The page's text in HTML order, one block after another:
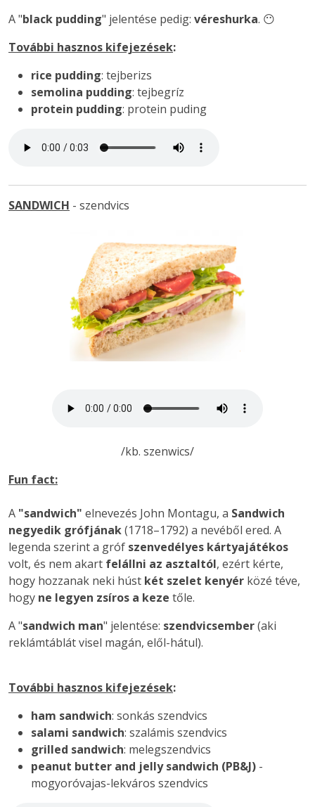
A "black pudding" jelentése pedig: véreshurka. 😶
További hasznos kifejezések:
rice pudding: tejberizs
semolina pudding: tejbegríz
protein pudding: protein puding
SANDWICH - szendvics
/kb. szenwics/
Fun fact:
A "sandwich" elnevezés John Montagu, a Sandwich
negyedik grófjának(1718–1792) a nevéből ered. A
legenda szerint a gróf szenvedélyes kártyajátékos
volt, és nem akart felállni az asztaltól, ezért kérte,
hogy hozzanak neki húst két szelet kenyér közé téve,
hogy ne legyen zsíros a keze tőle.
A "sandwich man" jelentése: szendvicsember(aki
reklámtáblát visel magán, elől-hátul).
További hasznos kifejezések:
ham sandwich: sonkás szendvics
salami sandwich: szalámis szendvics
grilled sandwich: melegszendvics
peanut butter and jelly sandwich (PB&J) -
mogyoróvajas-lekváros szendvics